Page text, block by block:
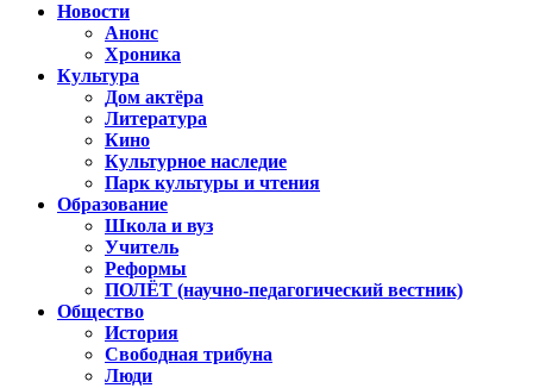
Новости
Анонс
Хроника
Культура
Дом актёра
Литература
Кино
Культурное наследие
Парк культуры и чтения
Образование
Школа и вуз
Учитель
Реформы
ПОЛЁТ (научно-педагогический вестник)
Общество
История
Свободная трибуна
Люди